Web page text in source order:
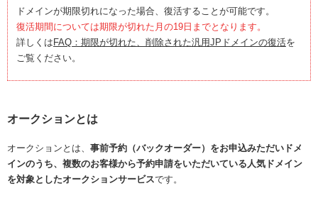
gTLDオークション NEW!
.jpドメインバックオーダー
ポイント制度
紹介制度
バリュードメインAPI
ドメインコンシェルジュ
Value Domain Analyzer
Value AI Writer
お問い合わせ
ログイン
従来のバリュードメインをご利用希望の方
Value Domainにログイン
ユーザー登録
従来のバリュードメインをご利用希望の方
ドメインが期限切れになった場合、復活することが可能です。
復活期間については期限が切れた月の19日までとなります。
詳しくは FAQ：期限が切れた、削除された汎用JPドメインの復活を
ご覧ください。
オークションとは
オークションとは、 事前予約（バックオーダー）をお申込みただいドメ
インのうち、複数のお客様から予約申請をいただいている人気ドメイン
を対象としたオークションサービスです。